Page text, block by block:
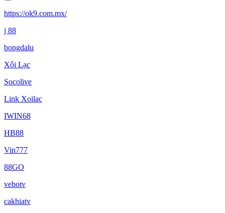
https://ok9.com.mx/
j 88
bongdalu
Xôi Lạc
Socolive
Link Xoilac
IWIN68
HB88
Vin777
88GO
vebotv
cakhiatv